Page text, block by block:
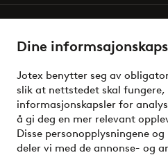
Dine
Jotex benytter seg av
slik at nettstedet skal fungere,
informasjonskapsler for
å gi deg en mer relevant
Disse personopplysningene
deler vi med de annonse- og
Venner